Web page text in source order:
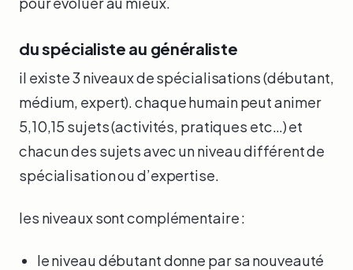
du spécialiste au généraliste
il existe 3 niveaux de spécialisations (débutant,
médium, expert). chaque humain peut animer
5,10,15 sujets (activités, pratiques etc…) et
chacun des sujets avec un niveau différent de
spécialisation ou d’expertise.
les niveaux sont complémentaire :
le niveau débutant donne par sa nouveauté